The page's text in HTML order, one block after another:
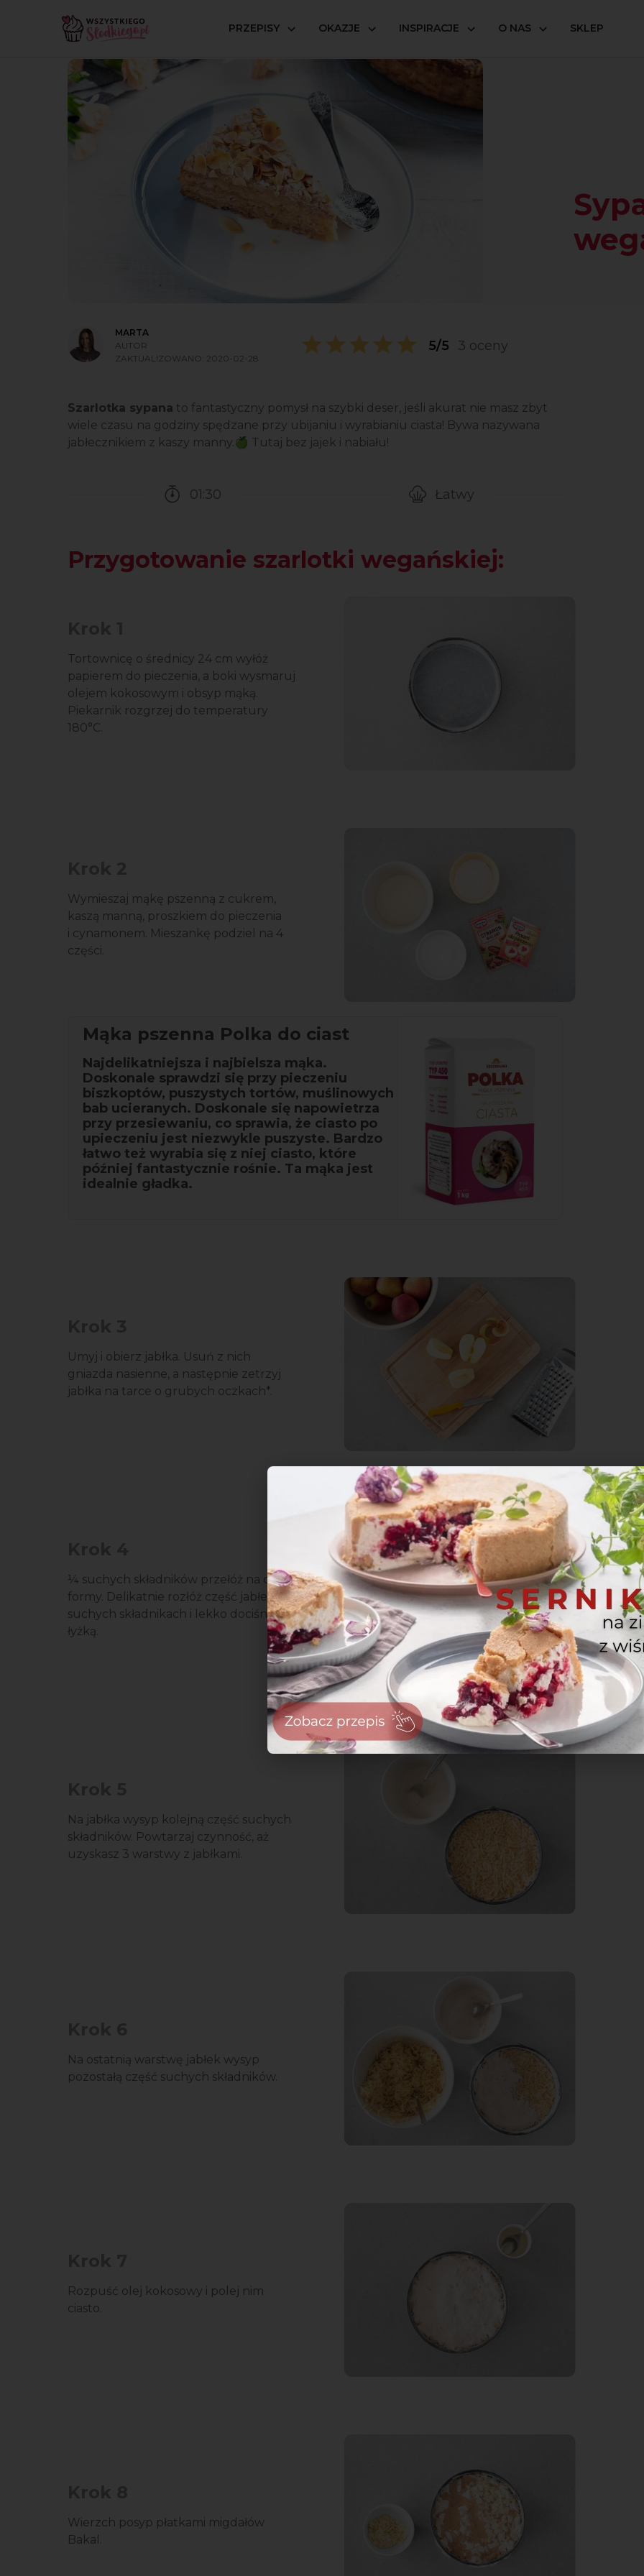
PRZEPISY OKAZJE INSPIRACJE O NAS SKLEP
Strona główna Przepisy Wegańskie Sypana szarlotka wegańska
MARTA
AUTOR
ZAKTUALIZOWANO: 2020-02-28
5/5 3 oceny
Szarlotka sypana to fantastyczny pomysł na szybki deser, jeśli akurat nie masz zbyt
wiele czasu na godziny spędzane przy ubijaniu i wyrabianiu ciasta! Bywa nazywana
jabłecznikiem z kaszy manny.🍏 Tutaj bez jajek i nabiału!
01:30
Łatwy
Przygotowanie szarlotki wegańskiej:
Tortownicę o średnicy 24 cm wyłóż
papierem do pieczenia, a boki wysmaruj
olejem kokosowym i obsyp mąką.
Piekarnik rozgrzej do temperatury
180°C.
Wymieszaj mąkę pszenną z cukrem,
kaszą manną, proszkiem do pieczenia
i cynamonem. Mieszankę podziel na 4
części.
Mąka pszenna Polka do ciast
Najdelikatniejsza i najbielsza mąka.
Doskonale sprawdzi się przy pieczeniu
biszkoptów, puszystych tortów, muślinowych
bab ucieranych. Doskonale się napowietrza
przy przesiewaniu, co sprawia, że ciasto po
upieczeniu jest niezwykle puszyste. Bardzo
łatwo też wyrabia się z niej ciasto, które
później fantastycznie rośnie. Ta mąka jest
idealnie gładka.
Umyj i obierz jabłka. Usuń z nich
gniazda nasienne, a następnie zetrzyj
jabłka na tarce o grubych oczkach*.
¼ suchych składników przełóż na dno
formy. Delikatnie rozłóż część jabłek na
suchych składnikach i lekko dociśnij
łyżką.
Na jabłka wysyp kolejną część suchych
składników. Powtarzaj czynność, aż
uzyskasz 3 warstwy z jabłkami.
Na ostatnią warstwę jabłek wysyp
pozostałą część suchych składników.
Rozpuść olej kokosowy i polej nim
ciasto.
Wierzch posyp płatkami migdałów
Bakal.
zaloguj
zarejestruj